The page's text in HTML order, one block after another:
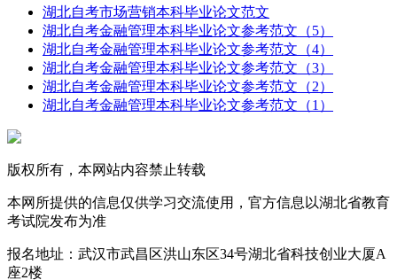
湖北自考市场营销本科毕业论文范文
湖北自考金融管理本科毕业论文参考范文（5）
湖北自考金融管理本科毕业论文参考范文（4）
湖北自考金融管理本科毕业论文参考范文（3）
湖北自考金融管理本科毕业论文参考范文（2）
湖北自考金融管理本科毕业论文参考范文（1）
版权所有，本网站内容禁止转载
本网所提供的信息仅供学习交流使用，官方信息以湖北省教育
考试院发布为准
报名地址：武汉市武昌区洪山东区34号湖北省科技创业大厦A
座2楼